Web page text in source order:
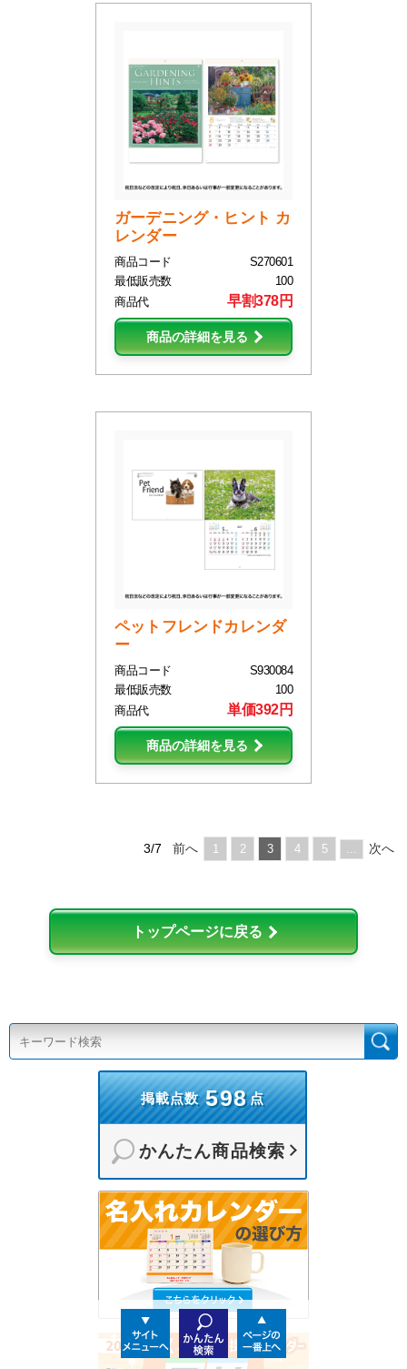
ガーデニング・ヒント カ
レンダー
商品コード
S270601
最低販売数
100
商品代
早割378円
商品の詳細を見る
ペットフレンドカレンダ
ー
商品コード
S930084
最低販売数
100
商品代
単価392円
商品の詳細を見る
3/7 前へ 1 2 3 4 5 ... 次へ
トップページに戻る
掲載点数 598点
かんたん商品検索